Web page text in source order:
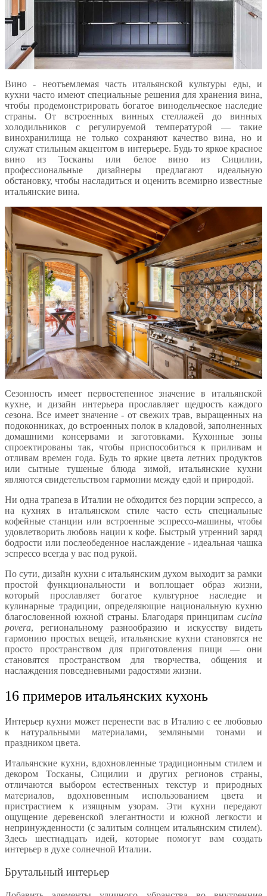
Вино - неотъемлемая часть итальянской культуры еды, и
кухни часто имеют специальные решения для хранения вина,
чтобы продемонстрировать богатое винодельческое наследие
страны. От встроенных винных стеллажей до винных
холодильников с регулируемой температурой — такие
винохранилища не только сохраняют качество вина, но и
служат стильным акцентом в интерьере. Будь то яркое красное
вино из Тосканы или белое вино из Сицилии,
профессиональные дизайнеры предлагают идеальную
обстановку, чтобы насладиться и оценить всемирно известные
итальянские вина.
Сезонность имеет первостепенное значение в итальянской
кухне, и дизайн интерьера прославляет щедрость каждого
сезона. Все имеет значение - от свежих трав, выращенных на
подоконниках, до встроенных полок в кладовой, заполненных
домашними консервами и заготовками. Кухонные зоны
спроектированы так, чтобы приспособиться к приливам и
отливам времен года. Будь то яркие цвета летних продуктов
или сытные тушеные блюда зимой, итальянские кухни
являются свидетельством гармонии между едой и природой.
Ни одна трапеза в Италии не обходится без порции эспрессо, а
на кухнях в итальянском стиле часто есть специальные
кофейные станции или встроенные эспрессо-машины, чтобы
удовлетворить любовь нации к кофе. Быстрый утренний заряд
бодрости или послеобеденное наслаждение - идеальная чашка
эспрессо всегда у вас под рукой.
По сути, дизайн кухни с итальянским духом выходит за рамки
простой функциональности и воплощает образ жизни,
который прославляет богатое культурное наследие и
кулинарные традиции, определяющие национальную кухню
благословенной южной страны. Благодаря принципам cucina
povera, региональному разнообразию и искусству видеть
гармонию простых вещей, итальянские кухни становятся не
просто пространством для приготовления пищи — они
становятся пространством для творчества, общения и
наслаждения повседневными радостями жизни.
16 примеров итальянских кухонь
Интерьер кухни может перенести вас в Италию с ее любовью
к натуральными материалами, земляными тонами и
праздником цвета.
Итальянские кухни, вдохновленные традиционным стилем и
декором Тосканы, Сицилии и других регионов страны,
отличаются выбором естественных текстур и природных
материалов, вдохновенным использованием цвета и
пристрастием к изящным узорам. Эти кухни передают
ощущение деревенской элегантности и южной легкости и
непринужденности (с залитым солнцем итальянским стилем).
Здесь шестнадцать идей, которые помогут вам создать
интерьер в духе солнечной Италии.
Брутальный интерьер